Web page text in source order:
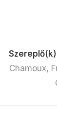
Chamoux,